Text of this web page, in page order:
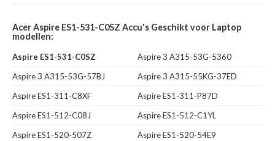
Acer Aspire ES1-531-C0SZ Accu's Geschikt voor Laptop
modellen:
Aspire ES1-531-C0SZ
Aspire 3 A315-53G-5360
Aspire 3 A315-53G-57BJ
Aspire 3 A315-55KG-37ED
Aspire ES1-311-C8XF
Aspire ES1-311-P87D
Aspire ES1-512-C08J
Aspire ES1-512-C1YL
Aspire ES1-520-507Z
Aspire ES1-520-54E9